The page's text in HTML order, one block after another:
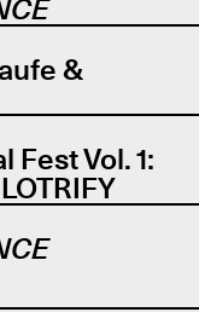
&
Vol. 1: